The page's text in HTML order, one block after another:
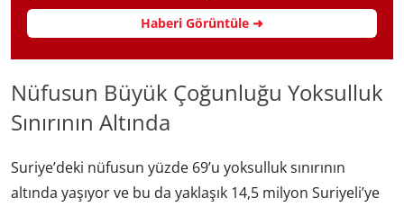
Haberi Görüntüle ➜
Nüfusun Büyük Çoğunluğu Yoksulluk
Sınırının Altında
Suriye’deki nüfusun yüzde 69’u yoksulluk sınırının
altında yaşıyor ve bu da yaklaşık 14,5 milyon Suriyeli’ye